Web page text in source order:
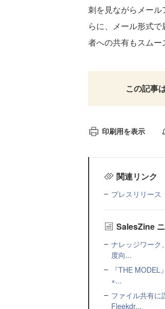
刺を見ながらメー
らに、メール形式
者への共有もスムー
この記事
印刷用を表示
関連リンク
プレスリリース
SalesZine
ナレッジワーク
度向...
『THE
×...
ファイル共有に
Fleekdr...